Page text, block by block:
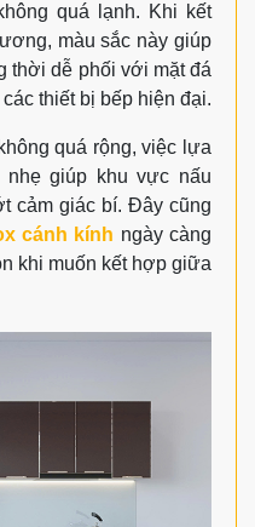
quá lạnh. Khi kết
màu sắc này giúp
thời dễ phối với mặt đá
thiết bị bếp hiện đại.
quá rộng, việc lựa
giúp khu vực nấu
cảm giác bí. Đây cũng
cánh kính ngày càng
khi muốn kết hợp giữa